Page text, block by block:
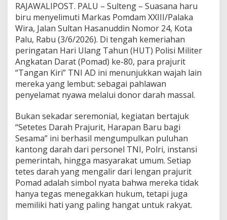
K
e
s
i
b
u
k
a
U
k
e
-
0
,
P
r
a
j
u
RAJAWALIPOST. PALU – Sulteng – Suasana haru
biru menyelimuti Markas Pomdam XXIII/Palaka
Wira, Jalan Sultan Hasanuddin Nomor 24, Kota
Palu, Rabu (3/6/2026). Di tengah kemeriahan
peringatan Hari Ulang Tahun (HUT) Polisi Militer
Angkatan Darat (Pomad) ke-80, para prajurit
“Tangan Kiri” TNI AD ini menunjukkan wajah lain
mereka yang lembut: sebagai pahlawan
penyelamat nyawa melalui donor darah massal.
Bukan sekadar seremonial, kegiatan bertajuk
“Setetes Darah Prajurit, Harapan Baru bagi
Sesama” ini berhasil mengumpulkan puluhan
kantong darah dari personel TNI, Polri, instansi
pemerintah, hingga masyarakat umum. Setiap
tetes darah yang mengalir dari lengan prajurit
Pomad adalah simbol nyata bahwa mereka tidak
hanya tegas menegakkan hukum, tetapi juga
memiliki hati yang paling hangat untuk rakyat.